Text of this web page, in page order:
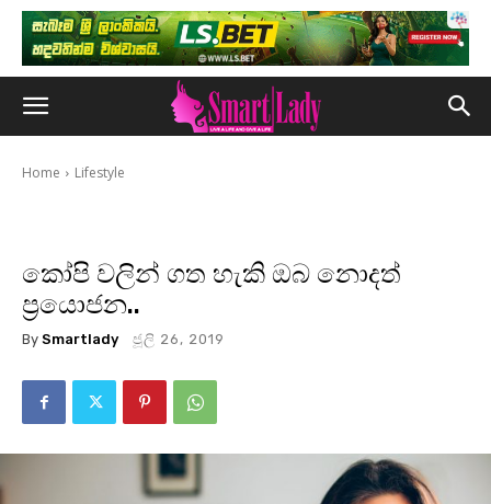
Home Lifestyle
කෝපි වලින් ගත හැකි ඔබ නොදත්
ප්‍රයොජන..
By Smartlady ජූලි 26, 2019